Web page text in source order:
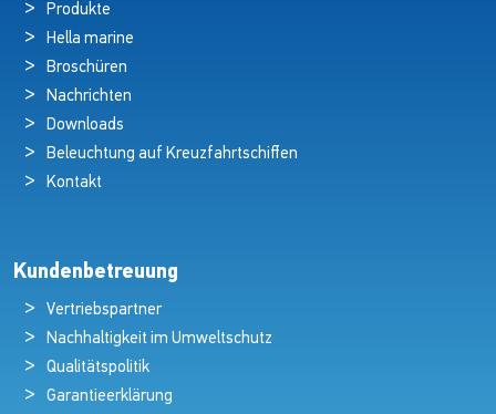
Produkte
Hella marine
Broschüren
Nachrichten
Downloads
Beleuchtung auf Kreuzfahrtschiffen
Kontakt
Kundenbetreuung
Vertriebspartner
Nachhaltigkeit im Umweltschutz
Qualitätspolitik
Garantieerklärung